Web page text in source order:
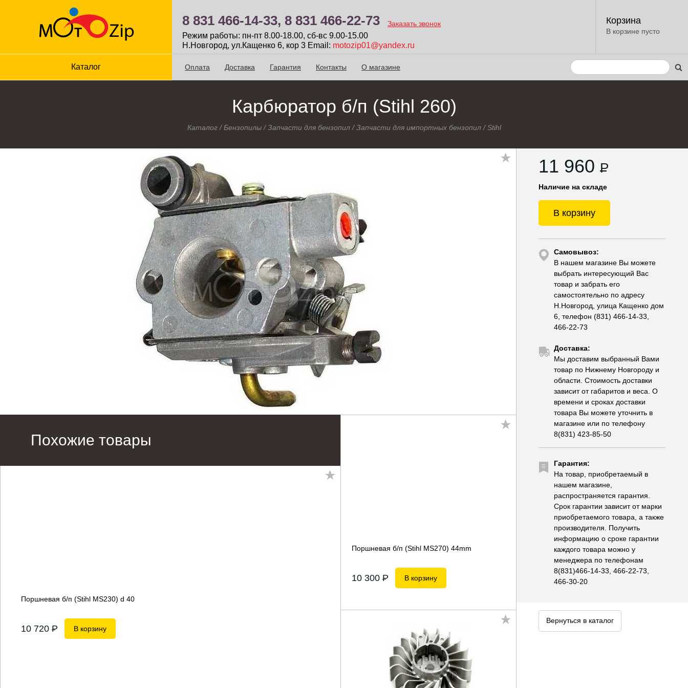
8 831 466-14-33, 8 831 466-22-73 Заказать звонок
Режим работы: пн-пт 8.00-18.00, сб-вc 9.00-15.00
Н.Новгород, ул.Кащенко 6, кор 3 Email: motozip01@yandex.ru
Корзина
В корзине пусто
Каталог Оплата Доставка Гарантия Контакты О магазине
Карбюратор б/п (Stihl 260)
Каталог/Бензопилы/Запчасти для бензопил/Запчасти для импортных бензопил/Stihl
11 960 P
Наличие на складе
В корзину
Самовывоз:
В нашем магазине Вы можете
выбрать интересующий Вас
товар и забрать его
самостоятельно по адресу
Н.Новгород, улица Кащенко дом
6, телефон (831) 466-14-33,
466-22-73
Доставка:
Мы доставим выбранный Вами
товар по Нижнему Новгороду и
области. Стоимость доставки
зависит от габаритов и веса. О
времени и сроках доставки
товара Вы можете уточнить в
магазине или по телефону
8(831) 423-85-50
Гарантия:
На товар, приобретаемый в
нашем магазине,
распространяется гарантия.
Срок гарантии зависит от марки
приобретаемого товара, а также
производителя. Получить
информацию о сроке гарантии
каждого товара можно у
менеджера по телефонам
8(831)466-14-33, 466-22-73,
466-30-20
Вернуться в каталог
Похожие товары
Поршневая б/п (Stihl MS230) d 40
10 720 P В корзину
Поршневая б/п (Stihl MS270) 44mm
10 300 P В корзину